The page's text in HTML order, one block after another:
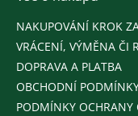
NAKUPOVÁNÍ KROK
VRÁCENÍ, VÝMĚNA ČI
DOPRAVA A PLATBA
OBCHODNÍ
PODMÍNKY OCHRANY